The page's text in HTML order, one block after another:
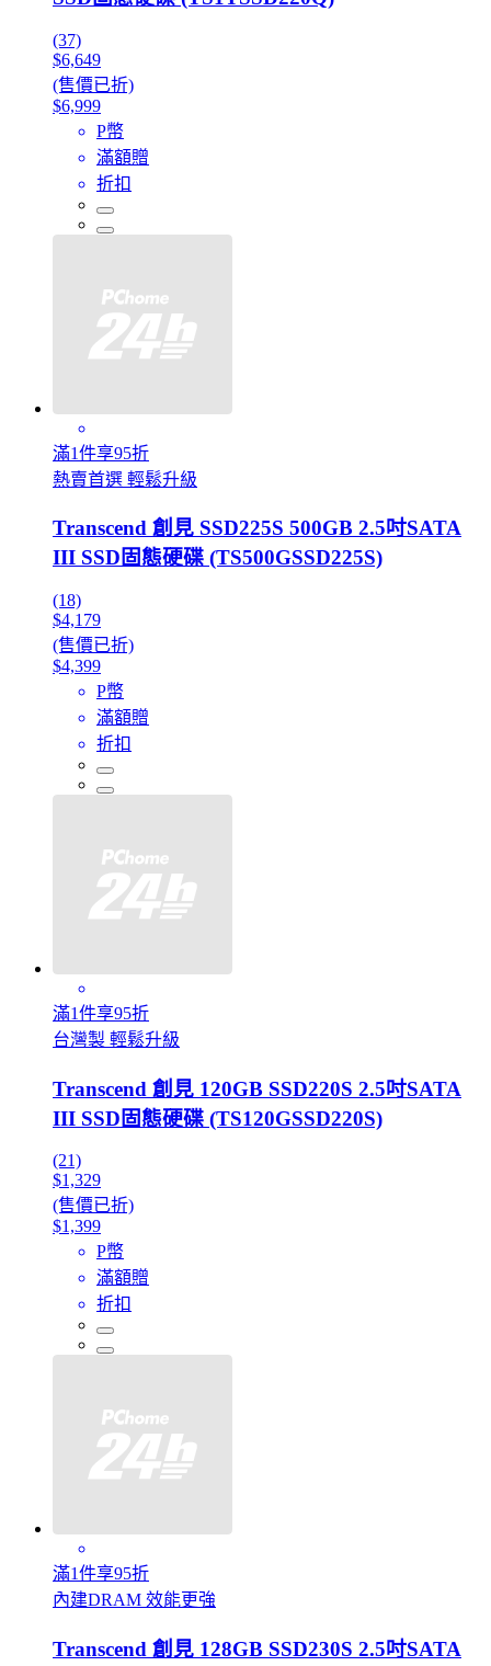
(37)
$6,649
(售價已折)
$6,999
P幣
滿額贈
折扣
滿1件享95折
熱賣首選 輕鬆升級
Transcend 創見 SSD225S 500GB 2.5吋SATA
III SSD固態硬碟 (TS500GSSD225S)
(18)
$4,179
(售價已折)
$4,399
P幣
滿額贈
折扣
滿1件享95折
台灣製 輕鬆升級
Transcend 創見 120GB SSD220S 2.5吋SATA
III SSD固態硬碟 (TS120GSSD220S)
(21)
$1,329
(售價已折)
$1,399
P幣
滿額贈
折扣
滿1件享95折
內建DRAM 效能更強
Transcend 創見 128GB SSD230S 2.5吋SATA